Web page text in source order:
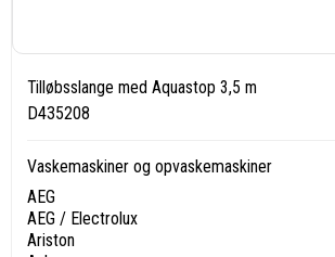
Tilløbsslange med Aquastop 3,5 m
D435208
Vaskemaskiner og opvaskemaskiner
AEG
AEG / Electrolux
Ariston